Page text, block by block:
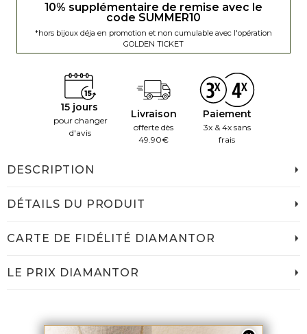
10% supplémentaire de remise avec le
code SUMMER10
*hors bijoux déja en promotion et non cumulable avec l'opération
GOLDEN TICKET
15 jours
pour changer
d'avis
Livraison
offerte dès
49.90€
Paiement
3x & 4x sans
frais
DESCRIPTION
DÉTAILS DU PRODUIT
CARTE DE FIDÉLITÉ DIAMANTOR
LE PRIX DIAMANTOR